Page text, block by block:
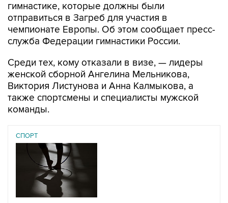
гимнастике, которые должны были
отправиться в Загреб для участия в
чемпионате Европы. Об этом сообщает пресс-
служба Федерации гимнастики России.
Среди тех, кому отказали в визе, — лидеры
женской сборной Ангелина Мельникова,
Виктория Листунова и Анна Калмыкова, а
также спортсмены и специалисты мужской
команды.
СПОРТ